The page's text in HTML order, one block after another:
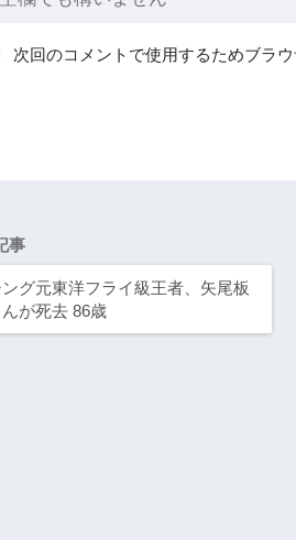
次回のコメントで使用するためブラ
事
グ元東洋フライ級王者、矢尾板
んが死去 86歳